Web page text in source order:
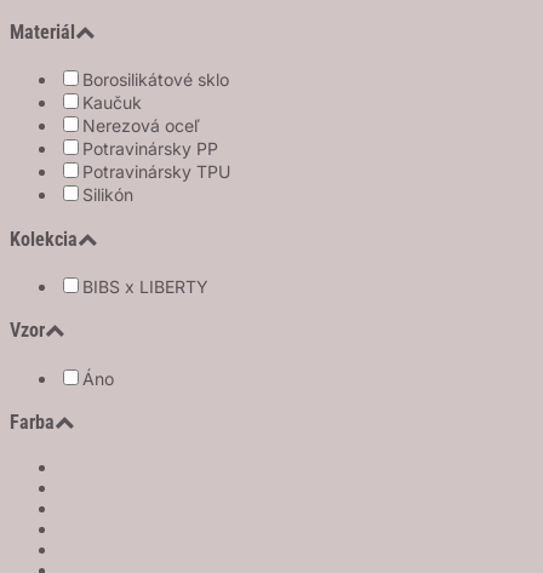
Materiál
Borosilikátové sklo
Kaučuk
Nerezová oceľ
Potravinársky PP
Potravinársky TPU
Silikón
Kolekcia
BIBS x LIBERTY
Vzor
Áno
Farba